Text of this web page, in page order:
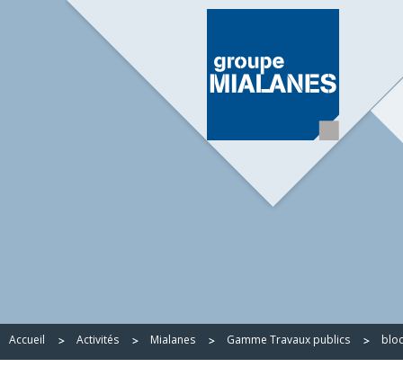
Accueil Activités Mialanes Gamme Travaux publics